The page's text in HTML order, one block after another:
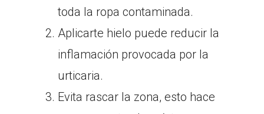
toda la ropa contaminada.
Aplicarte hielo puede reducir la
inflamación provocada por la
urticaria.
Evita rascar la zona, esto hace